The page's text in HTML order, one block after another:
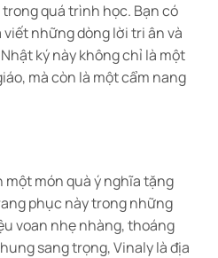
quá trình học. Bạn có
những dòng lời tri ân và
ký này không chỉ là một
mà còn là một cẩm nang
món quà ý nghĩa tặng
phục này trong những
voan nhẹ nhàng, thoáng
sang trọng, Vinaly là địa